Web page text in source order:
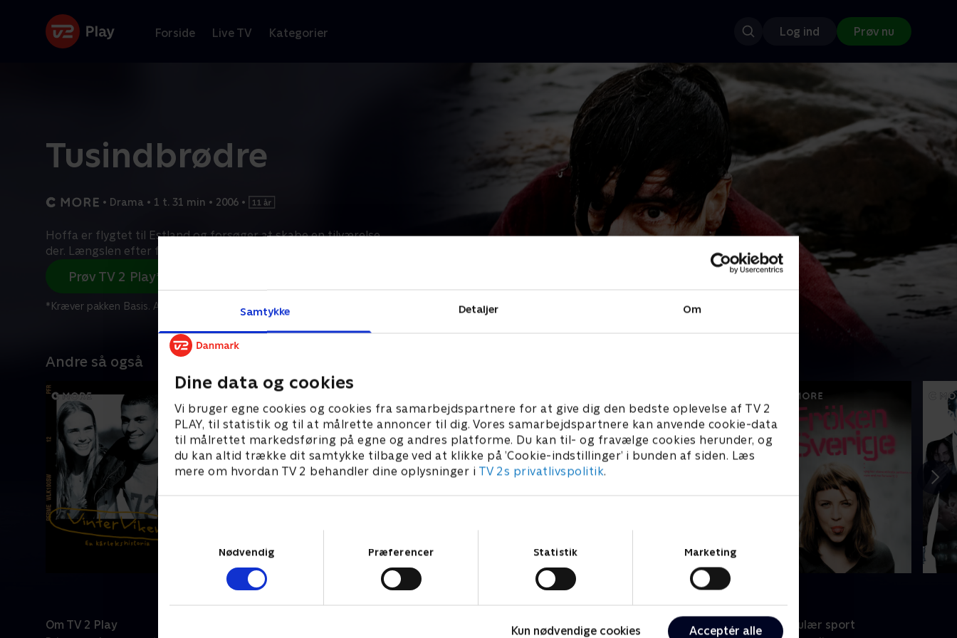
Samtykke Detaljer Om
Dine data og cookies
Vi bruger egne cookies og cookies fra samarbejdspartnere for at give dig den bedste oplevelse af TV 2
PLAY, til statistik og til at målrette annoncer til dig. Vores samarbejdspartnere kan anvende cookie-data
til målrettet markedsføring på egne og andres platforme. Du kan til- og fravælge cookies herunder, og
du kan altid trække dit samtykke tilbage ved at klikke på ’Cookie-indstillinger’ i bunden af siden. Læs
mere om hvordan TV 2 behandler dine oplysninger i TV 2s privatlivspolitik.
Nødvendig
Præferencer Statistik Marketing
Kun nødvendige cookies Acceptér alle
Forside Live TV Kategorier Log ind Prøv nu
Tusindbrødre
• Drama • 1 t. 31 min • 2006 •
Hoffa er flygtet til Estland og forsøger at skabe en tilværelse
der. Længslen efter familien bliver dog for stor, så
Prøv TV 2 Play*
*Kræver pakken Basis. Administrer dit abonnement på Mit TV 2.
Andre så også
Om TV 2 Play Populært Sport Populær sport